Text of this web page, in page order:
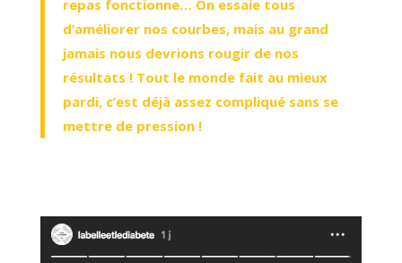
repas fonctionne… On essaie tous
d’améliorer nos courbes, mais au grand
jamais nous devrions rougir de nos
résultats ! Tout le monde fait au mieux
pardi, c’est déjà assez compliqué sans se
mettre de pression !